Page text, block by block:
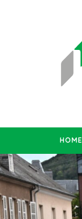
HOME